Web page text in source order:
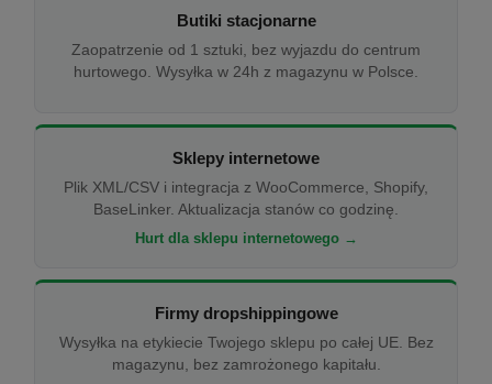
Butiki stacjonarne
Zaopatrzenie od 1 sztuki, bez wyjazdu do centrum
hurtowego. Wysyłka w 24h z magazynu w Polsce.
Sklepy internetowe
Plik XML/CSV i integracja z WooCommerce, Shopify,
BaseLinker. Aktualizacja stanów co godzinę.
Hurt dla sklepu internetowego →
Firmy dropshippingowe
Wysyłka na etykiecie Twojego sklepu po całej UE. Bez
magazynu, bez zamrożonego kapitału.